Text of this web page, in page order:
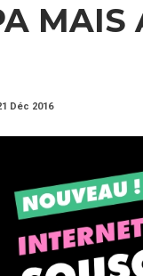
MAIS
Déc 2016